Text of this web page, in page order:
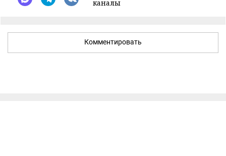
каналы
Комментировать